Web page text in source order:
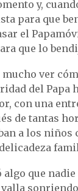
y,
para que
el
que lo
ver
del Papa
con una
de tantas
a los niños
que nadie